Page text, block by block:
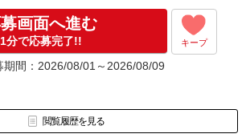
画面へ進む
1分で応募完了!! キープ
期間：2026/08/01～2026/08/09
閲覧履歴を見る